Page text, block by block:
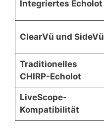
Integriertes Echolot
ClearVü und SideVü
Traditionelles
CHIRP-Echolot
LiveScope-
Kompatibilität